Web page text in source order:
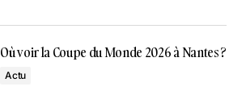
Où voir la Coupe du Monde 2026 à Nantes ?
Actu